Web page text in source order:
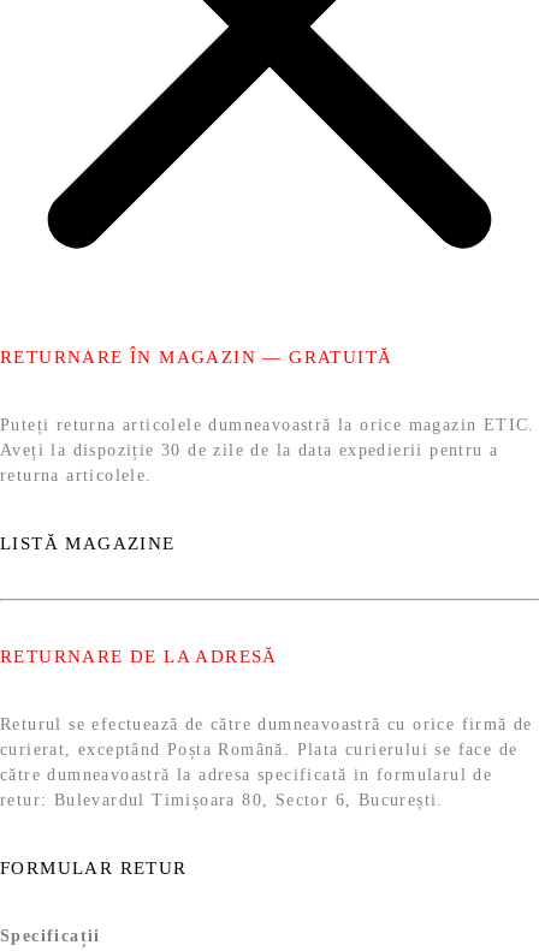
RETURNARE ÎN MAGAZIN — GRATUITĂ
Puteți returna articolele dumneavoastră la orice magazin ETIC.
Aveți la dispoziție 30 de zile de la data expedierii pentru a
returna articolele.
LISTĂ MAGAZINE
RETURNARE DE LA ADRESĂ
Returul se efectuează de către dumneavoastră cu orice firmă de
curierat, exceptând Poșta Română. Plata curierului se face de
către dumneavoastră la adresa specificată in formularul de
retur: Bulevardul Timișoara 80, Sector 6, București.
FORMULAR RETUR
Specificații